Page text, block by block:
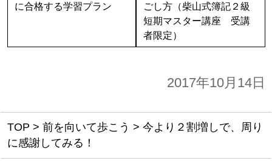
に合格する学習プラン
ごし方（柴山式簿記２級
短期マスター講座 受講
者限定）
2017年10月14日
TOP > 前を向いて歩こう > 今より２割増しで、周り
に感謝してみる！